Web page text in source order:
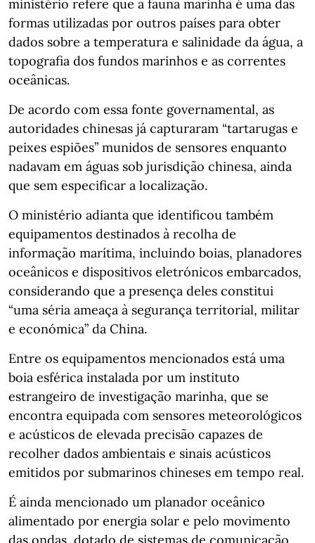
ministério refere que a fauna marinha é uma das
formas utilizadas por outros países para obter
dados sobre a temperatura e salinidade da água, a
topografia dos fundos marinhos e as correntes
oceânicas.
De acordo com essa fonte governamental, as
autoridades chinesas já capturaram “tartarugas e
peixes espiões” munidos de sensores enquanto
nadavam em águas sob jurisdição chinesa, ainda
que sem especificar a localização.
O ministério adianta que identificou também
equipamentos destinados à recolha de
informação marítima, incluindo boias, planadores
oceânicos e dispositivos eletrónicos embarcados,
considerando que a presença deles constitui
“uma séria ameaça à segurança territorial, militar
e económica” da China.
Entre os equipamentos mencionados está uma
boia esférica instalada por um instituto
estrangeiro de investigação marinha, que se
encontra equipada com sensores meteorológicos
e acústicos de elevada precisão capazes de
recolher dados ambientais e sinais acústicos
emitidos por submarinos chineses em tempo real.
É ainda mencionado um planador oceânico
alimentado por energia solar e pelo movimento
das ondas, dotado de sistemas de comunicação